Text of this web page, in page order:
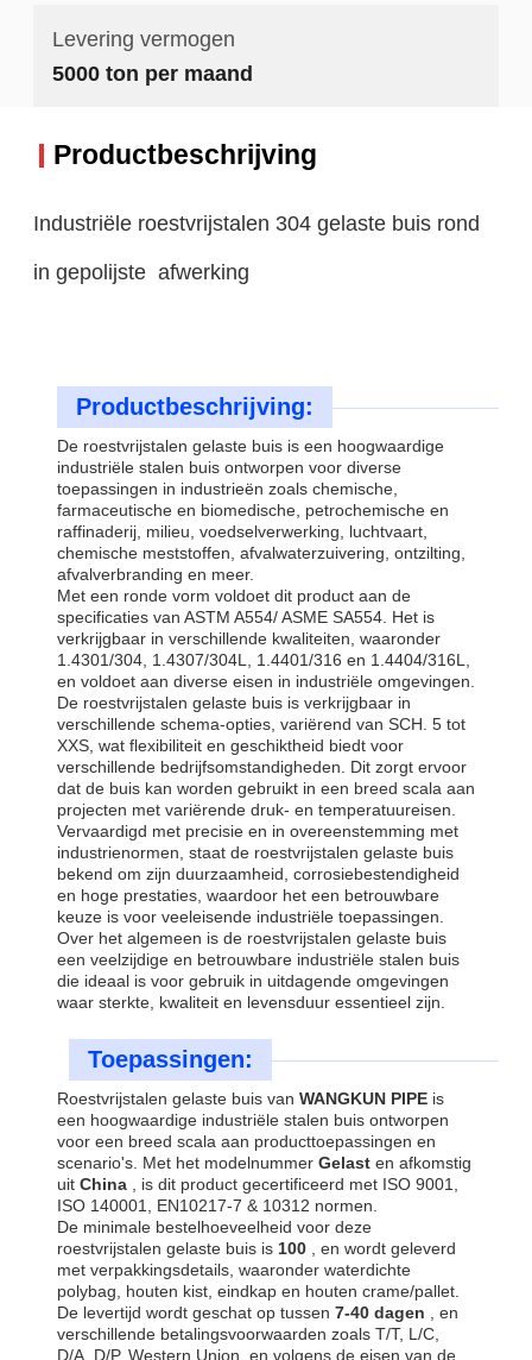
Levering vermogen
5000 ton per maand
Productbeschrijving
Industriële roestvrijstalen 304 gelaste buis rond
in gepolijste afwerking
Productbeschrijving:
De roestvrijstalen gelaste buis is een hoogwaardige
industriële stalen buis ontworpen voor diverse
toepassingen in industrieën zoals chemische,
farmaceutische en biomedische, petrochemische en
raffinaderij, milieu, voedselverwerking, luchtvaart,
chemische meststoffen, afvalwaterzuivering, ontzilting,
afvalverbranding en meer.
Met een ronde vorm voldoet dit product aan de
specificaties van ASTM A554/ ASME SA554. Het is
verkrijgbaar in verschillende kwaliteiten, waaronder
1.4301/304, 1.4307/304L, 1.4401/316 en 1.4404/316L,
en voldoet aan diverse eisen in industriële omgevingen.
De roestvrijstalen gelaste buis is verkrijgbaar in
verschillende schema-opties, variërend van SCH. 5 tot
XXS, wat flexibiliteit en geschiktheid biedt voor
verschillende bedrijfsomstandigheden. Dit zorgt ervoor
dat de buis kan worden gebruikt in een breed scala aan
projecten met variërende druk- en temperatuureisen.
Vervaardigd met precisie en in overeenstemming met
industrienormen, staat de roestvrijstalen gelaste buis
bekend om zijn duurzaamheid, corrosiebestendigheid
en hoge prestaties, waardoor het een betrouwbare
keuze is voor veeleisende industriële toepassingen.
Over het algemeen is de roestvrijstalen gelaste buis
een veelzijdige en betrouwbare industriële stalen buis
die ideaal is voor gebruik in uitdagende omgevingen
waar sterkte, kwaliteit en levensduur essentieel zijn.
Toepassingen:
Roestvrijstalen gelaste buis van WANGKUN PIPE is
een hoogwaardige industriële stalen buis ontworpen
voor een breed scala aan producttoepassingen en
scenario's. Met het modelnummer Gelast en afkomstig
uit China , is dit product gecertificeerd met ISO 9001,
ISO 140001, EN10217-7 & 10312 normen.
De minimale bestelhoeveelheid voor deze
roestvrijstalen gelaste buis is 100 , en wordt geleverd
met verpakkingsdetails, waaronder waterdichte
polybag, houten kist, eindkap en houten crame/pallet.
De levertijd wordt geschat op tussen 7-40 dagen , en
verschillende betalingsvoorwaarden zoals T/T, L/C,
D/A, D/P, Western Union, en volgens de eisen van de